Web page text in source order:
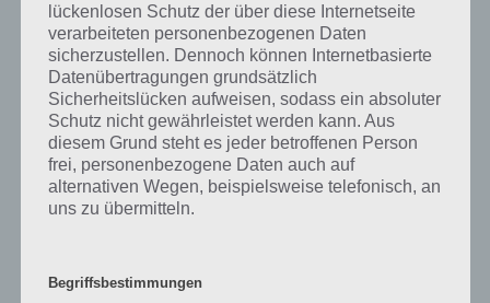
Was ist 94%? In der App 94% musst du auf Basis eines Bildes oder
einer Aussage die Antworten herausfinden, die von anderen Spielern
am häufigsten genannt worden sind. Nur so kannst du das nächste
Level freischalten. Zusammenaddiert ergeben alle Antworten 94
Prozent, wovon die App ihren Namen hat. Entsprechend ist 94
Prozent ein Wort und Rätsel-Spiel. Bereits über 10 Millionen mal
wurde die App mittlerweile heruntergeladen und gehört mit zu den
erfolgreichsten Spiele Apps in diesem Genre im Google Play Store
und iTunes App Store.
lückenlosen Schutz der über diese Internetseite
verarbeiteten personenbezogenen Daten
sicherzustellen. Dennoch können Internetbasierte
Datenübertragungen grundsätzlich
Sicherheitslücken aufweisen, sodass ein absoluter
Schutz nicht gewährleistet werden kann. Aus
diesem Grund steht es jeder betroffenen Person
frei, personenbezogene Daten auch auf
alternativen Wegen, beispielsweise telefonisch, an
uns zu übermitteln.
Begriffsbestimmungen